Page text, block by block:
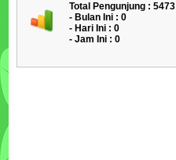
Total Pengunjung : 5473
- Bulan Ini : 0
- Hari Ini : 0
- Jam Ini : 0